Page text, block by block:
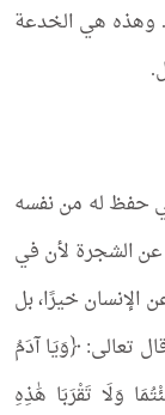
وهذه هي الخدعة
هي حفظ له من نفسه
عن الشجرة لأن في
الإنسان خيرًا، بل
تعالى: ﴿وَيَا آدَمُ
وَلَا تَقْرَبَا هَٰذِهِ